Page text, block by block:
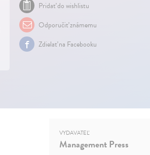
Pridať do wishlistu
Odporučiť známemu
Zdielať na Facebooku
VYDAVATEĽ
Management Press